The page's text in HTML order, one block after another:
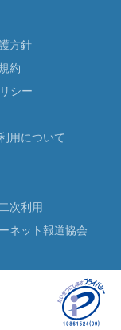
方針
約
シー
用について
次利用
ネット報道協会